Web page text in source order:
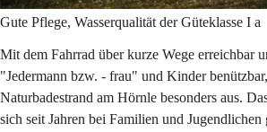
Gute Pflege, Wasserqualität der Güteklasse I a
Mit dem Fahrrad über kurze Wege erreichbar
"Jedermann bzw. - frau" und Kinder
Naturbadestrand am Hörnle besonders aus.
sich seit Jahren bei Familien und Jugendlichen